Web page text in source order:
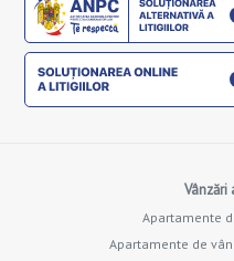
Apartamente
Apartamente de